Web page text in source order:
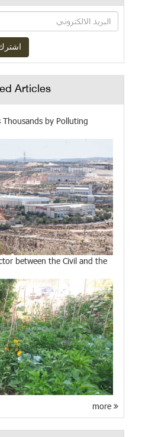
Articles
Thousands by Polluting
between the Civil and the